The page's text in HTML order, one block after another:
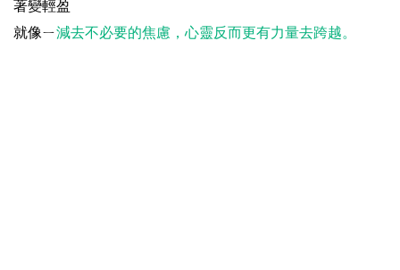
著變輕盈
就像ㄧ減去不必要的焦慮，心靈反而更有力量去跨越。